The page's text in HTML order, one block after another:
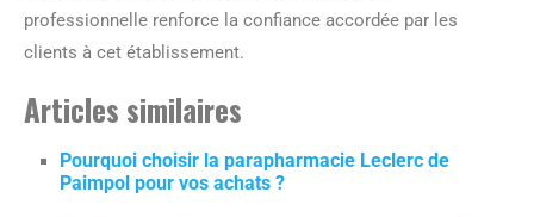
professionnelle renforce la confiance accordée par les
clients à cet établissement.
Articles similaires
Pourquoi choisir la parapharmacie Leclerc de
Paimpol pour vos achats ?